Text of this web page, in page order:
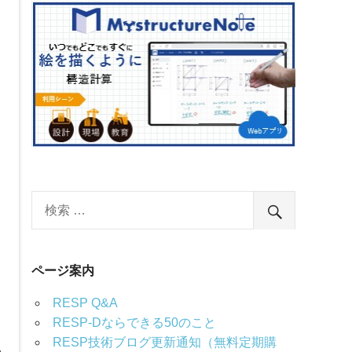
ページ案内
RESP Q&A
RESP-Dならできる50のこと
RESP技術ブログ更新通知（無料定期購